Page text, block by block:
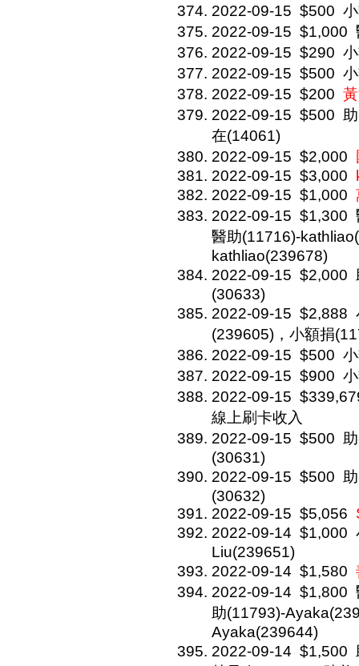
2022-09-15 $500
2022-09-15 $1,000
2022-09-15 $290
2022-09-15 $500
2022-09-15 $200
2022-09-15 $500
在(14061)
2022-09-15 $2,000
2022-09-15 $3,000
2022-09-15 $1,000
2022-09-15 $1,300
醫助(11716)-
kathliao(239678)
2022-09-15 $2,000
(30633)
2022-09-15 $2,888
(239605)，小額捐
2022-09-15 $500
2022-09-15 $900
2022-09-15
線上刷卡收入
2022-09-15 $500
(30631)
2022-09-15 $500
(30632)
2022-09-15 $5,056
2022-09-14 $1,000
Liu(239651)
2022-09-14 $1,580
2022-09-14 $1,800
助(11793)-
Ayaka(239644)
2022-09-14 $1,500